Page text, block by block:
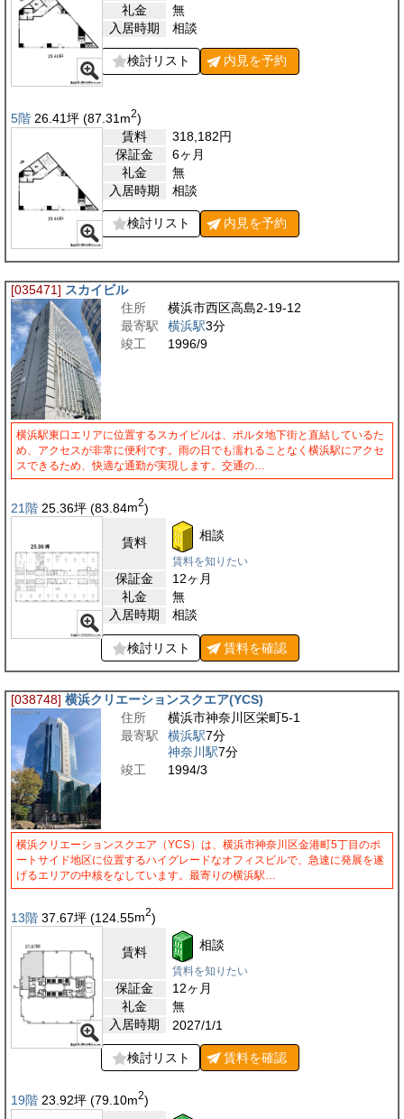
礼金
無
入居時期
相談
検討リスト 内見を予約
5階 26.41坪 (87.31 m2)
賃料
318,182円
保証金
6ヶ月
礼金
無
入居時期
相談
検討リスト 内見を予約
[035471] スカイビル
住所
横浜市西区高島2-19-12
最寄駅
横浜駅3分
竣工
1996/9
横浜駅東口エリアに位置するスカイビルは、ポルタ地下街と直結しているた
め、アクセスが非常に便利です。雨の日でも濡れることなく横浜駅にアクセ
スできるため、快適な通勤が実現します。交通の…
21階 25.36坪 (83.84m2)
賃料 相談
賃料を知りたい
保証金
12ヶ月
礼金
無
入居時期
相談
検討リスト 賃料を確認
[038748] 横浜クリエーションスクエア(YCS)
住所
横浜市神奈川区栄町5-1
最寄駅
横浜駅7分
神奈川駅7分
竣工
1994/3
横浜クリエーションスクエア（YCS）は、横浜市神奈川区金港町5丁目のポ
ートサイド地区に位置するハイグレードなオフィスビルで、急速に発展を遂
げるエリアの中核をなしています。最寄りの横浜駅…
13階 37.67坪 (124.55m2)
賃料 相談
賃料を知りたい
保証金
12ヶ月
礼金
無
入居時期
2027/1/1
検討リスト 賃料を確認
19階 23.92坪 (79.10m2)